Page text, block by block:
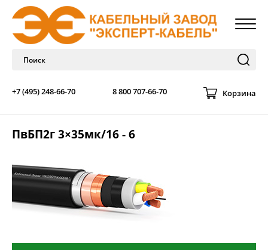
+7 (495) 248-66-70 8 800 707-66-70 Корзина
ПвБП2г 3×35мк/16 - 6